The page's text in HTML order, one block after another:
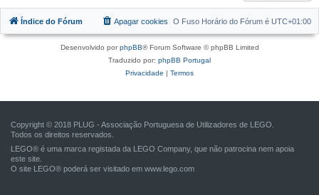
Índice do Fórum O Fuso Horário do Fórum é UTC+01:00
Apagar cookies
Desenvolvido porphpBB® Forum Software © phpBB Limited
Traduzido por: phpBB Portugal
Privacidade | Termos
Copyright © 2018 PLUG - Associação Portuguesa de Utilizadores de LEGO.
Todos os direitos reservados.
LEGO® é uma marca registada da LEGO Company, que não patrocina nem apoia
este site.
O site LEGO® poderá ser visitado em www.lego.com